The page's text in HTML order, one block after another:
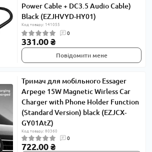
Power Cable + DC3.5 Audio Cable)
Black (EZJHVYD-HY01)
Код товару: 141055
0
331.00 ₴
Повідомити мене
Тримач для мобільного Essager
Arpege 15W Magnetic Wirless Car
Charger with Phone Holder Function
(Standard Version) black (EZJCX-
GY01AtZ)
Код товару: 80360
0
722.00 ₴